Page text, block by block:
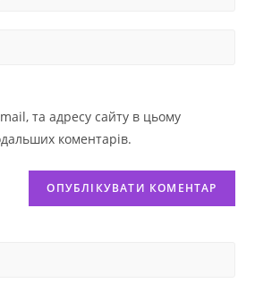
та адресу сайту в цьому
коментарів.